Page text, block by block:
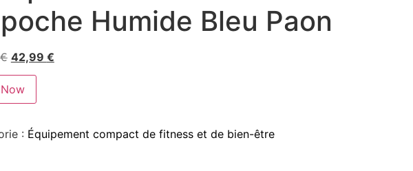
Humide Bleu Paon
€ 42,99 €
: Équipement compact de fitness et de bien-être